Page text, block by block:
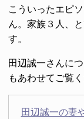
こういったエピ
ん。家族３人、
す。
田辺誠一さんに
もあわせてご覧く
田辺誠一の妻